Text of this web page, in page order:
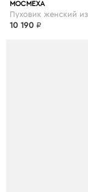
МОСМЕХА
10 190 ₽